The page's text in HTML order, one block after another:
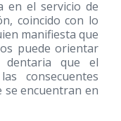
en el servicio de
coincido con lo
manifiesta que
puede orientar
dentaria que el
consecuentes
se encuentran en